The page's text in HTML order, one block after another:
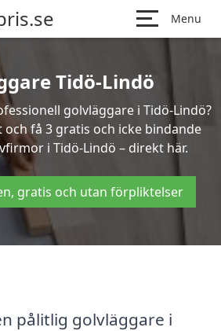
Menu
Tidö-Lindö
golvläggare i Tidö-Lindö?
få 3 gratis och icke bindande
i Tidö-Lindö – direkt här.
gratis och utan förpliktelser
pålitlig golvläggare i